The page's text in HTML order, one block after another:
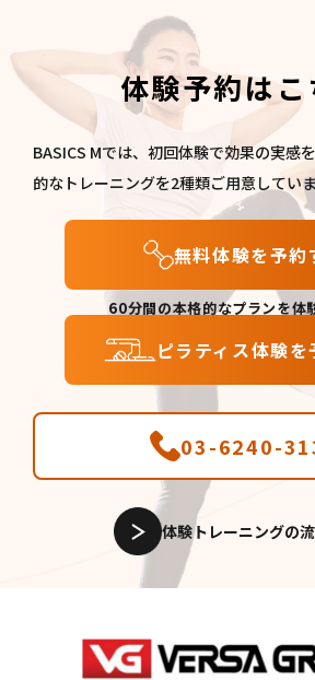
体験予約はこ
BASICS Mでは、初回体験で効果の実感
的なトレーニングを2種類ご用意してい
無料体験を予約
60分間の本格的なプランを体
ピラティス体験を
03-6240-
体験トレーニングの